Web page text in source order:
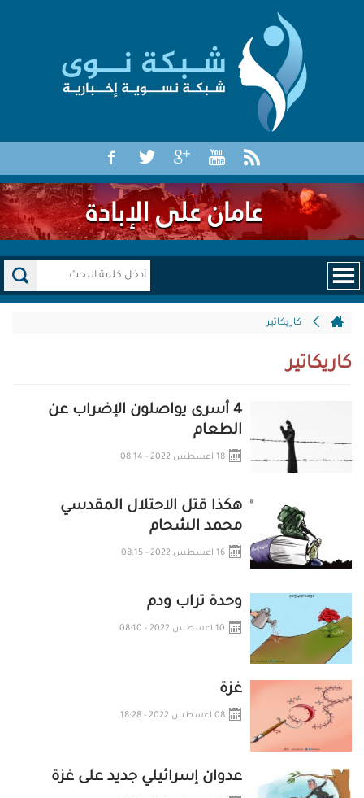
كاريكاتير
كاريكاتير
4 أسرى يواصلون الإضراب عن
الطعام
18 اعسطس 2022 - 08:14
هكذا قتل الاحتلال المقدسي
محمد الشحام
16 اعسطس 2022 - 08:15
وحدة تراب ودم
10 اعسطس 2022 - 08:10
غزة
08 اعسطس 2022 - 18:28
عدوان إسرائيلي جديد على غزة